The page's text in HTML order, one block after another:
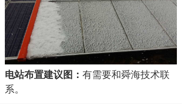
电站布置建议图 ： 有需要和舜海技术联
系。